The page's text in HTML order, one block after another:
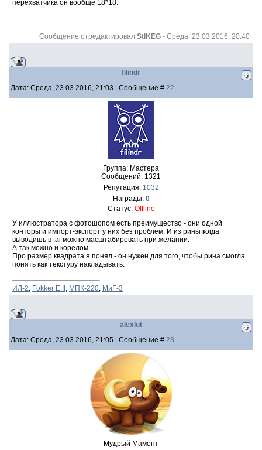
перехватчика он вообще 18*18.
Сообщение отредактировал StIKEG - Среда, 23.03.2016, 20:40
filindr
Дата: Среда, 23.03.2016, 21:03 | Сообщение # 22
Группа: Мастера
Сообщений: 1321
Репутация: 1032
Награды: 0
Статус: Offline
У иллюстратора с фотошопом есть преимущество - они одной
конторы и импорт-экспорт у них без проблем. И из рины когда
выводишь в .ai можно масштабировать при желании.
А так можно и корелом.
Про размер квадрата я понял - он нужен для того, чтобы рина смогла
понять как текстуру накладывать.
ИЛ-2, Fokker E.II , МПК-220, МиГ-3
alexlut
Дата: Среда, 23.03.2016, 21:05 | Сообщение # 23
Мудрый Мамонт